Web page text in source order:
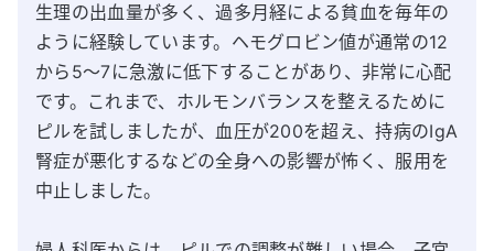
生理の出血量が多く、過多月経による貧血を毎年の
ように経験しています。ヘモグロビン値が通常の12
から5〜7に急激に低下することがあり、非常に心配
です。これまで、ホルモンバランスを整えるために
ピルを試しましたが、血圧が200を超え、持病のIgA
腎症が悪化するなどの全身への影響が怖く、服用を
中止しました。